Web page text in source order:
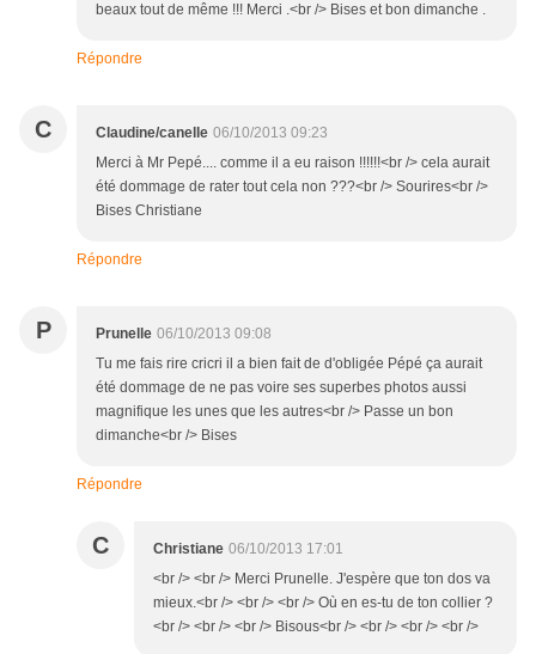
beaux tout de même !!! Merci .<br /> Bises et bon dimanche .
Répondre
C Claudine/canelle 06/10/2013 09:23
Merci à Mr Pepé.... comme il a eu raison !!!!!!<br /> cela aurait
été dommage de rater tout cela non ???<br /> Sourires<br />
Bises Christiane
Répondre
P Prunelle 06/10/2013 09:08
Tu me fais rire cricri il a bien fait de d'obligée Pépé ça aurait
été dommage de ne pas voire ses superbes photos aussi
magnifique les unes que les autres<br /> Passe un bon
dimanche<br /> Bises
Répondre
C Christiane 06/10/2013 17:01
<br /> <br /> Merci Prunelle. J'espère que ton dos va
mieux.<br /> <br /> <br /> Où en es-tu de ton collier ?
<br /> <br /> <br /> Bisous<br /> <br /> <br /> <br />